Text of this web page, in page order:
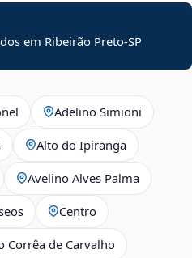
em Ribeirão Preto-SP
Adelino Simioni
Alto do Ipiranga
Avelino Alves Palma
Centro
Corrêa de Carvalho